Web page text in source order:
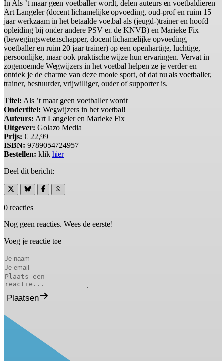
In Als ’t maar geen voetballer wordt, delen auteurs en voetbaldieren
Art Langeler (docent lichamelijke opvoeding, oud-prof en ruim 15
jaar werkzaam in het betaalde voetbal als (jeugd-)trainer en hoofd
opleiding bij onder andere PSV en de KNVB) en Marieke Fix
(bewegingswetenschapper, docent lichamelijke opvoeding,
voetballer en ruim 20 jaar trainer) op een openhartige, luchtige,
persoonlijke, maar ook praktische wijze hun ervaringen. Vervat in
zogenoemde Wegwijzers in het voetbal helpen ze je verder en
ontdek je de charme van deze mooie sport, of dat nu als voetballer,
trainer, bestuurder, vrijwilliger, ouder of supporter is.
Titel: Als ’t maar geen voetballer wordt
Ondertitel: Wegwijzers in het voetbal!
Auteurs: Art Langeler en Marieke Fix
Uitgever: Golazo Media
Prijs: € 22,99
ISBN: 9789054724957
Bestellen: klik hier
Deel dit bericht:
0 reacties
Nog geen reacties. Wees de eerste!
Voeg je reactie toe
Plaatsen